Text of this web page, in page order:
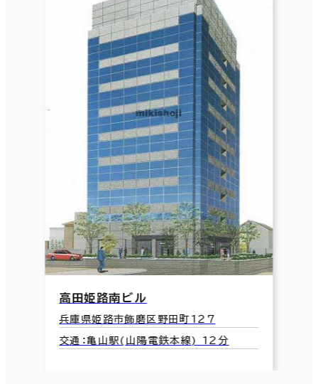
高田姫路南ビル
兵庫県姫路市飾磨区野田町127
交通：亀山駅(山陽電鉄本線) 12分